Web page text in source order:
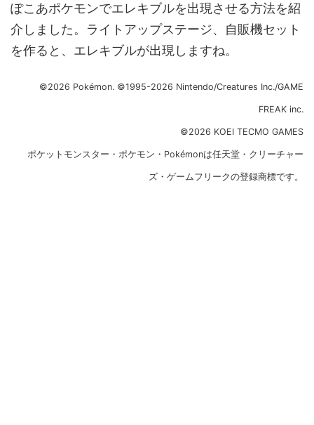
ぽこあポケモンでエレキブルを出現させる方法を紹
介しました。ライトアップステージ、自販機セット
を作ると、エレキブルが出現しますね。
©2026 Pokémon. ©1995-2026 Nintendo/Creatures Inc./GAME
FREAK inc.
©2026 KOEI TECMO GAMES
ポケットモンスター・ポケモン・Pokémonは任天堂・クリーチャー
ズ・ゲームフリークの登録商標です。